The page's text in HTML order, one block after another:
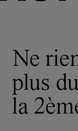
Ne
plus
la